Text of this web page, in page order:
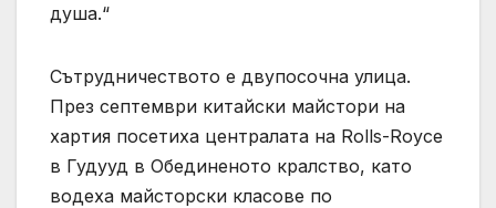
душа.“
Сътрудничеството е двупосочна улица.
През септември китайски майстори на
хартия посетиха централата на Rolls-Royce
в Гудууд в Обединеното кралство, като
водеха майсторски класове по